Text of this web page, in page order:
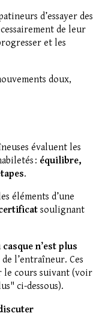
d’essayer des
de leur
et les
doux,
évaluent les
: équilibre,
.
éléments d’une
soulignant
casque n’est plus
l’entraîneur. Ces
le cours suivant (voir
ci-dessous).